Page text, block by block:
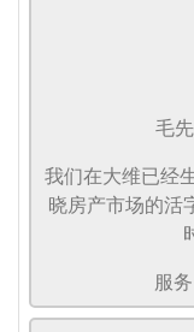
毛
我们在大维已经
晓房产市场的活
服务